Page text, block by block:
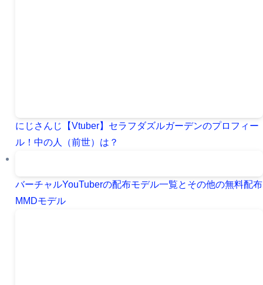
にじさんじ【Vtuber】セラフダズルガーデンのプロフィー
ル！中の人（前世）は？
バーチャルYouTuberの配布モデル一覧とその他の無料配布
MMDモデル